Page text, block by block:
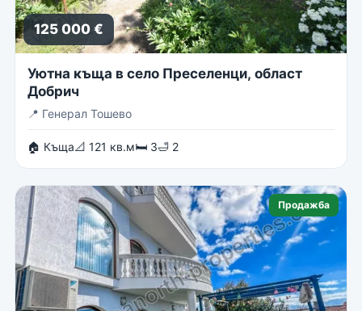
125 000 €
Уютна къща в село Преселенци, област
Добрич
📍 Генерал Тошево
🏠 Къща📐 121 кв.м🛏 3🛁 2
Продажба